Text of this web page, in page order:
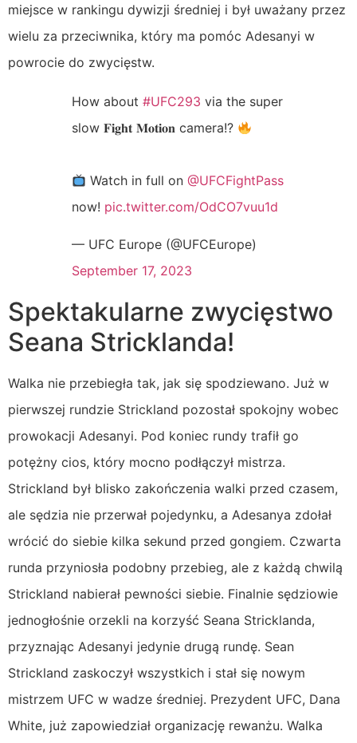
miejsce w rankingu dywizji średniej i był uważany przez
wielu za przeciwnika, który ma pomóc Adesanyi w
powrocie do zwycięstw.
How about #UFC293 via the super
slow 𝐅𝐢𝐠𝐡𝐭 𝐌𝐨𝐭𝐢𝐨𝐧 camera!?
Watch in full on@UFCFightPass
now! pic.twitter.com/OdCO7vuu1d
— UFC Europe (@UFCEurope)
September 17, 2023
Spektakularne zwycięstwo
Seana Stricklanda!
Walka nie przebiegła tak, jak się spodziewano. Już w
pierwszej rundzie Strickland pozostał spokojny wobec
prowokacji Adesanyi. Pod koniec rundy trafił go
potężny cios, który mocno podłączył mistrza.
Strickland był blisko zakończenia walki przed czasem,
ale sędzia nie przerwał pojedynku, a Adesanya zdołał
wrócić do siebie kilka sekund przed gongiem. Czwarta
runda przyniosła podobny przebieg, ale z każdą chwilą
Strickland nabierał pewności siebie. Finalnie sędziowie
jednogłośnie orzekli na korzyść Seana Stricklanda,
przyznając Adesanyi jedynie drugą rundę. Sean
Strickland zaskoczył wszystkich i stał się nowym
mistrzem UFC w wadze średniej. Prezydent UFC, Dana
White, już zapowiedział organizację rewanżu. Walka